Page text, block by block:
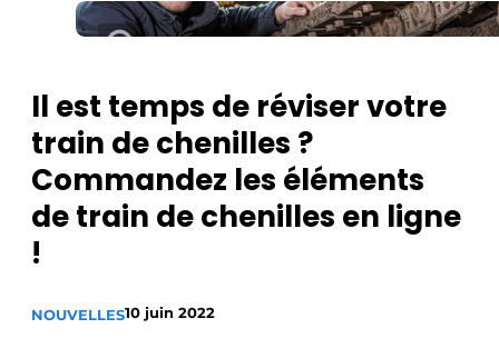
Meest gelezen
Podcasts
Privacy / Cookie statement
S’inscrire à l’événement
S’inscrire
Il est temps de réviser votre
train de chenilles ?
Commandez les éléments
de train de chenilles en ligne
!
NOUVELLES10 juin 2022